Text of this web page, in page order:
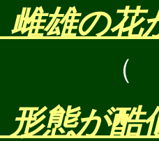
雄の花
（
態が酷